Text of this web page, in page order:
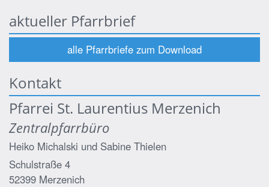
aktueller Pfarrbrief
alle Pfarrbriefe zum Download
Kontakt
Pfarrei St. Laurentius Merzenich
Zentralpfarrbüro
Heiko Michalski und Sabine Thielen
Schulstraße 4
52399 Merzenich